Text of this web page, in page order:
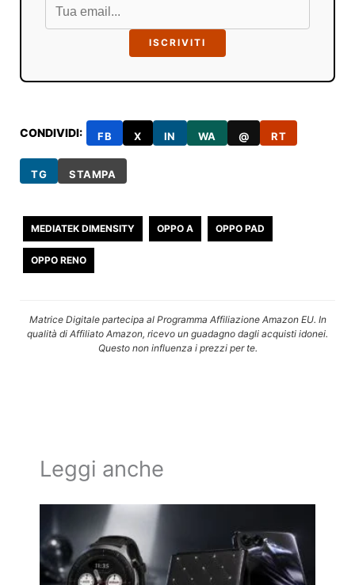
ISCRIVITI
CONDIVIDI: FB X IN WA @ RT
TG STAMPA
MEDIATEK DIMENSITY OPPO A OPPO PAD
OPPO RENO
Matrice Digitale partecipa al Programma Affiliazione Amazon EU. In
qualità di Affiliato Amazon, ricevo un guadagno dagli acquisti idonei.
Questo non influenza i prezzi per te.
Leggi anche